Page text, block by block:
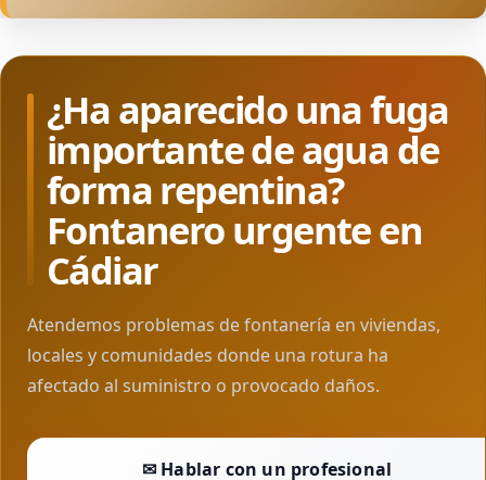
¿Ha aparecido una fuga
importante de agua de
forma repentina?
Fontanero urgente en
Cádiar
Atendemos problemas de fontanería en viviendas,
locales y comunidades donde una rotura ha
afectado al suministro o provocado daños.
✉ Hablar con un profesional